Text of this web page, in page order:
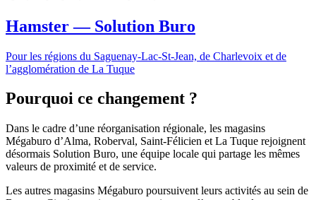
Hamster — Solution Buro
Pour les régions du Saguenay-Lac-St-Jean, de Charlevoix et de
l’agglomération de La Tuque
Pourquoi ce changement ?
Dans le cadre d’une réorganisation régionale, les magasins
Mégaburo d’Alma, Roberval, Saint-Félicien et La Tuque rejoignent
désormais Solution Buro, une équipe locale qui partage les mêmes
valeurs de proximité et de service.
Les autres magasins Mégaburo poursuivent leurs activités au sein de